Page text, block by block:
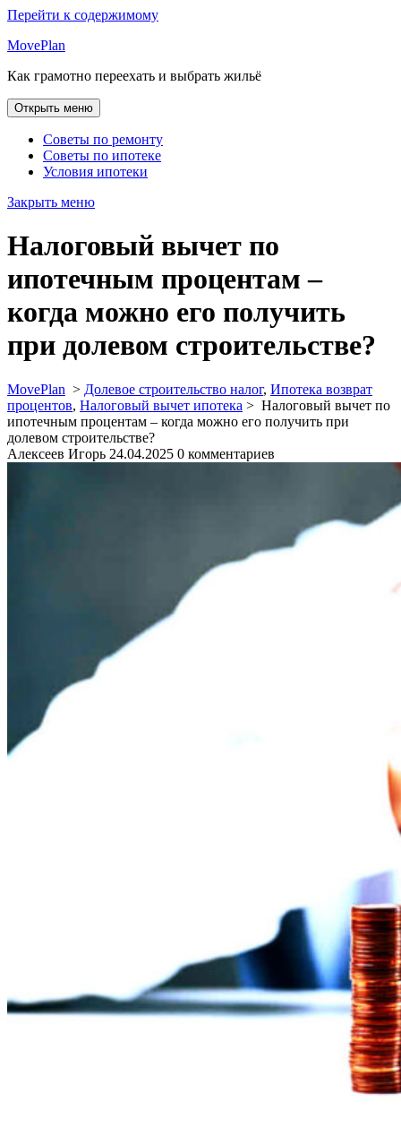
Перейти к содержимому
MovePlan
Как грамотно переехать и выбрать жильё
Открыть меню
Советы по ремонту
Советы по ипотеке
Условия ипотеки
Закрыть меню
Налоговый вычет по
ипотечным процентам –
когда можно его получить
при долевом строительстве?
MovePlan > Долевое строительство налог, Ипотека возврат
процентов, Налоговый вычет ипотека > Налоговый вычет по
ипотечным процентам – когда можно его получить при
долевом строительстве?
Алексеев Игорь 24.04.2025 0 комментариев